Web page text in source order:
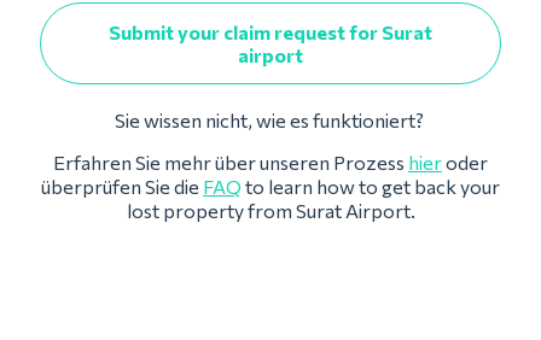
Submit your claim request for Surat
airport
Sie wissen nicht, wie es funktioniert?
Erfahren Sie mehr über unseren Prozess hieroder
überprüfen Sie die FAQ to learn how to get back your
lost property from Surat Airport.